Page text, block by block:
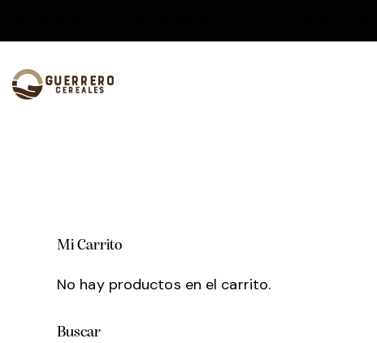
Mi Carrito
No hay productos en el carrito.
Buscar